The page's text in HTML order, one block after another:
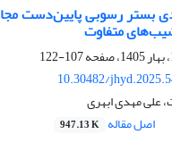
بستر رسوبی پایین‌دست
متفاوت
107-122
10.30482/
مهدی ابهری
اصل مقاله 947.13 K